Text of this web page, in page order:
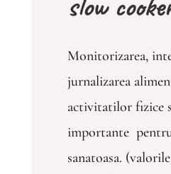
Monitorizarea,
jurnalizarea
activitatilor fizice
importante
sanatoasa.